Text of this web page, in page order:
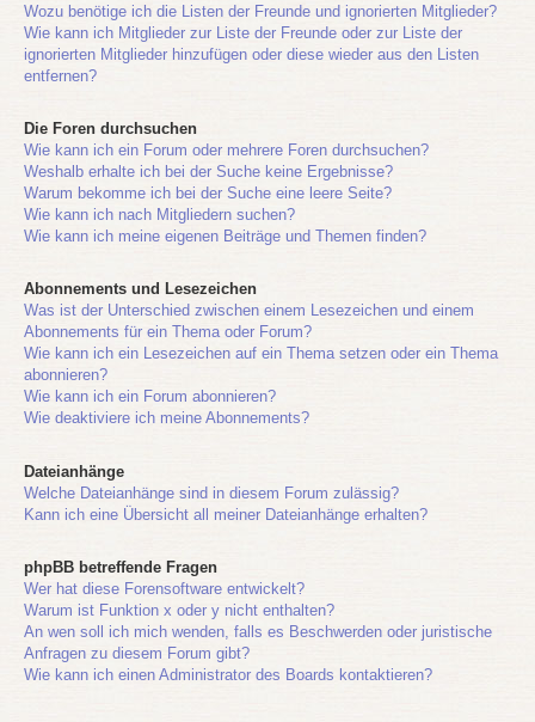
Wozu benötige ich die Listen der Freunde und ignorierten Mitglieder?
Wie kann ich Mitglieder zur Liste der Freunde oder zur Liste der
ignorierten Mitglieder hinzufügen oder diese wieder aus den Listen
entfernen?
Die Foren durchsuchen
Wie kann ich ein Forum oder mehrere Foren durchsuchen?
Weshalb erhalte ich bei der Suche keine Ergebnisse?
Warum bekomme ich bei der Suche eine leere Seite?
Wie kann ich nach Mitgliedern suchen?
Wie kann ich meine eigenen Beiträge und Themen finden?
Abonnements und Lesezeichen
Was ist der Unterschied zwischen einem Lesezeichen und einem
Abonnements für ein Thema oder Forum?
Wie kann ich ein Lesezeichen auf ein Thema setzen oder ein Thema
abonnieren?
Wie kann ich ein Forum abonnieren?
Wie deaktiviere ich meine Abonnements?
Dateianhänge
Welche Dateianhänge sind in diesem Forum zulässig?
Kann ich eine Übersicht all meiner Dateianhänge erhalten?
phpBB betreffende Fragen
Wer hat diese Forensoftware entwickelt?
Warum ist Funktion x oder y nicht enthalten?
An wen soll ich mich wenden, falls es Beschwerden oder juristische
Anfragen zu diesem Forum gibt?
Wie kann ich einen Administrator des Boards kontaktieren?